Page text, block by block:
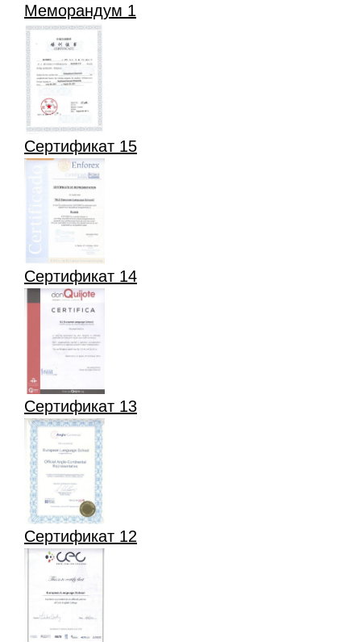
Меморандум 1
Сертификат 15
Сертификат 14
Сертификат 13
Сертификат 12